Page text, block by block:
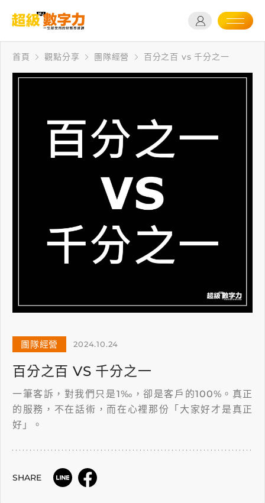
首頁 觀點分享 團隊經營 百分之百 vs 千分之一
團隊經營 2024.10.24
百分之百 VS 千分之一
一筆客訴，對我們只是1‰，卻是客戶的100%。真正
的服務，不在話術，而在心裡那份「大家好才是真正
好」。
SHARE